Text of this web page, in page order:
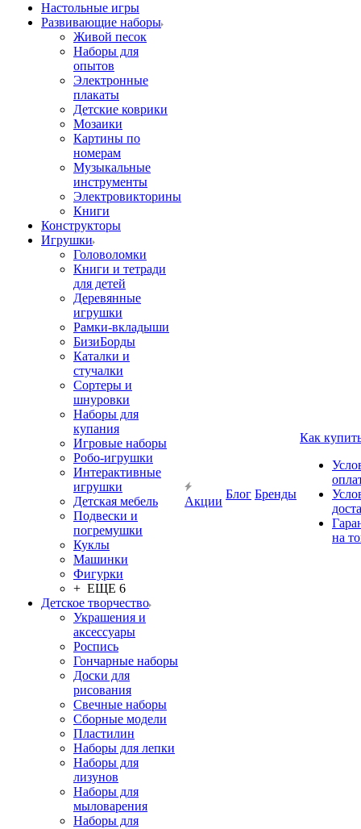
Настольные игры
Развивающие наборы
Живой песок
Наборы для
опытов
Электронные
плакаты
Детские коврики
Мозаики
Картины по
номерам
Музыкальные
инструменты
Электровикторины
Книги
Конструкторы
Игрушки
Головоломки
Книги и тетради
для детей
Деревянные
игрушки
Рамки-вкладыши
БизиБорды
Каталки и
стучалки
Сортеры и
шнуровки
Наборы для
купания
Игровые наборы
Робо-игрушки
Интерактивные
игрушки
Детская мебель
Подвески и
погремушки
Куклы
Машинки
Фигурки
+ ЕЩЕ 6
Детское творчество
Украшения и
аксессуары
Роспись
Гончарные наборы
Доски для
рисования
Свечные наборы
Сборные модели
Пластилин
Наборы для лепки
Наборы для
лизунов
Наборы для
мыловарения
Наборы для
Акции
Блог Бренды
Как
на